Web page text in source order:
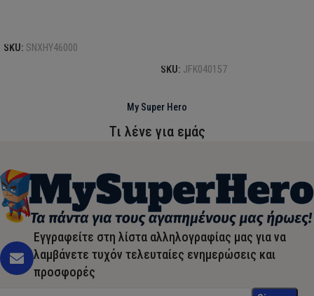
SKU: SNXHY46000
SKU: JFK040157
My Super Hero
Τι λένε για εμάς
Εγγραφείτε στη λίστα αλληλογραφίας μας για να
λαμβάνετε τυχόν τελευταίες ενημερώσεις και
προσφορές